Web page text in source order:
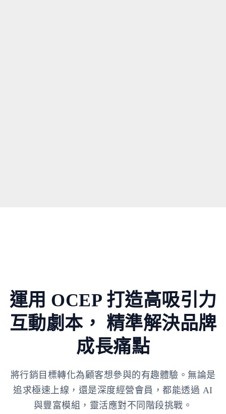
運用 OCEP 打造高吸引力
互動劇本， 精準解決品牌
成長痛點
將行銷目標轉化為顧客想參與的有趣體驗。無論是
追求極速上線，還是深度經營會員，都能透過 AI
與豐富模組，靈活應對不同階段挑戰。